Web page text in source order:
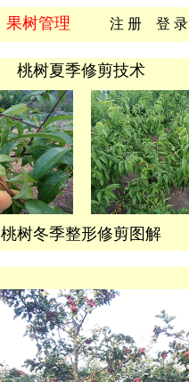
果树管理 注 册 登 录
桃树夏季修剪技术
桃树冬季整形修剪图解